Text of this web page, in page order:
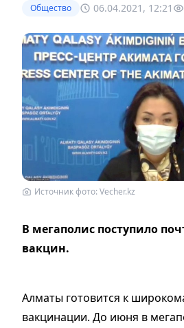
Общество 06.04.2021, 12:21
Источник фото: Vecher.kz
В мегаполис поступило
вакцин.
Алматы готовится к
вакцинации. До июня в